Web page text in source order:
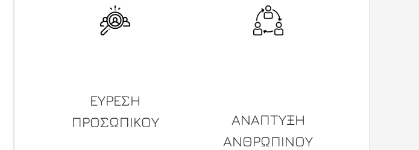
ΕΥΡΕΣΗ
ΠΡΟΣΩΠΙΚΟΥ
ΑΝΑΠΤΥΞΗ
ΑΝΘΡΩΠΙΝΟΥ